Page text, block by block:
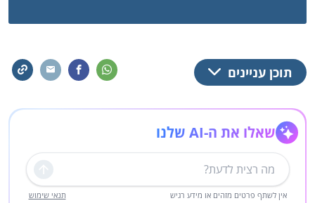
תוכן עניינים
שאלו את ה-AI שלנו
שליחה
אין לשתף פרטים מזהים או מידע רגיש תנאי שימוש